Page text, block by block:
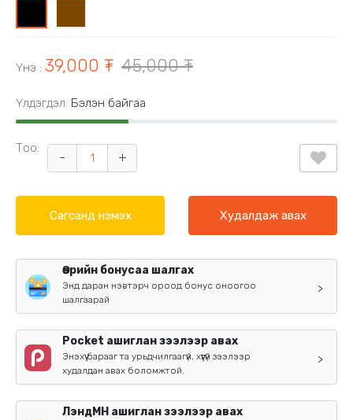
Үнэ : 39,000 ₮ 45,000 ₮
Үлдэгдэл: Бэлэн байгаа
Тоо:
- +
Сагсанд нэмэх Худалдаж авах
Өөрийн бонусаа шалгах
Энд даран нэвтэрч ороод бонус оноогоо
шалгаарай
>
Pocket ашиглан зээлээр авах
Энэхүү барааг та урьдчилгаагүй, хүүгүй зээлээр
худалдан авах боломжтой.
>
ЛэндМН ашиглан зээлээр авах